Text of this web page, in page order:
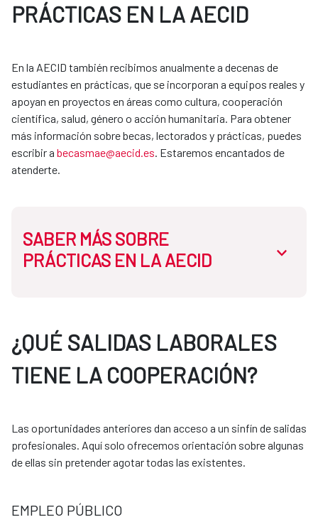
PRÁCTICAS EN LA AECID
En la AECID también recibimos anualmente a decenas de
estudiantes en prácticas, que se incorporan a equipos reales y
apoyan en proyectos en áreas como cultura, cooperación
científica, salud, género o acción humanitaria. Para obtener
más información sobre becas, lectorados y prácticas, puedes
escribir a becasmae@aecid.es. Estaremos encantados de
atenderte.
SABER MÁS SOBRE
PRÁCTICAS EN LA AECID
En la AECID disponemos de dos tipos de prácticas:
Prácticas curriculares:
AECID. El proceso se gestiona siempre a través de
tu universidad.
Puedes acceder mediante programas como
¿QUÉ SALIDAS LABORALES
TIENE LA COOPERACIÓN?
Las oportunidades anteriores dan acceso a un sinfín de salidas
profesionales. Aquí solo ofrecemos orientación sobre algunas
de ellas sin pretender agotar todas las existentes.
EMPLEO PÚBLICO